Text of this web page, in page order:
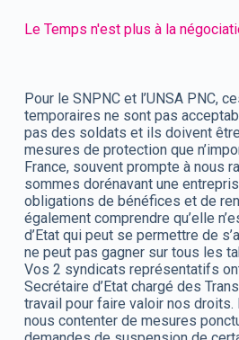
Le Temps n'est plus à la
Pour le SNPNC et l’UNSA PNC,
temporaires ne sont pas
pas des soldats et ils doivent
mesures de protection que
France, souvent prompte à nous
sommes dorénavant une
obligations de bénéfices et de
également comprendre qu’elle
d’Etat qui peut se permettre de
ne peut pas gagner sur tous les
Vos 2 syndicats représentatifs
Secrétaire d’Etat chargé des
travail pour faire valoir nos droits.
nous contenter de mesures